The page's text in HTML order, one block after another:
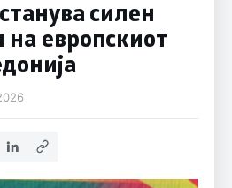
силен
европскиот